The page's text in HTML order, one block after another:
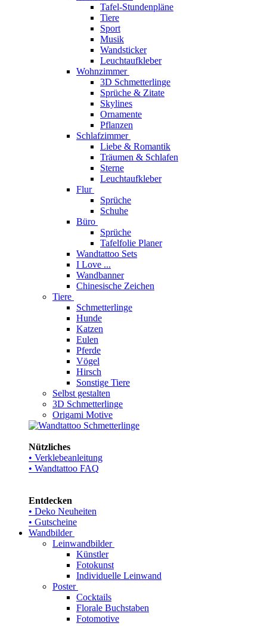
Tafel-Stundenpläne
Tiere
Sport
Musik
Wandsticker
Leuchtaufkleber
Wohnzimmer
3D Schmetterlinge
Sprüche & Zitate
Skylines
Ornamente
Pflanzen
Schlafzimmer
Liebe & Romantik
Träumen & Schlafen
Sterne
Leuchtaufkleber
Flur
Sprüche
Schuhe
Büro
Sprüche
Tafelfolie Planer
Wandtattoo Sets
I Love ...
Wandbanner
Chinesische Zeichen
Tiere
Schmetterlinge
Hunde
Katzen
Eulen
Pferde
Vögel
Hirsch
Sonstige Tiere
Selbst gestalten
3D Schmetterlinge
Origami Motive
Nützliches
• Verklebeanleitung
• Wandtattoo FAQ
Entdecken
• Deko Neuheiten
• Gutscheine
Wandbilder
Leinwandbilder
Künstler
Fotokunst
Individuelle Leinwand
Poster
Cocktails
Florale Buchstaben
Fotomotive